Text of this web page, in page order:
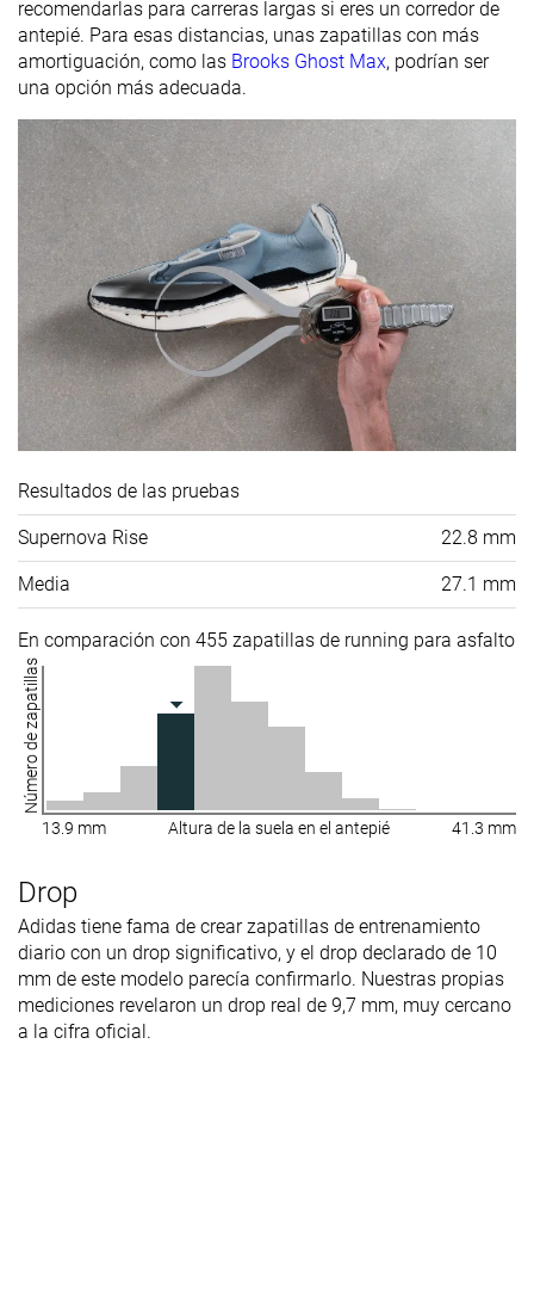
recomendarlas para carreras largas si eres un corredor de
antepié. Para esas distancias, unas zapatillas con más
amortiguación, como las Brooks Ghost Max, podrían ser
una opción más adecuada.
Resultados de las pruebas
Supernova Rise 22.8 mm
Media 27.1 mm
En comparación con 455 zapatillas de running para asfalto
Número de zapatillas
13.9 mm Altura de la suela en el antepié 41.3 mm
Drop
Adidas tiene fama de crear zapatillas de entrenamiento
diario con un drop significativo, y el drop declarado de 10
mm de este modelo parecía confirmarlo. Nuestras propias
mediciones revelaron un drop real de 9,7 mm, muy cercano
a la cifra oficial.